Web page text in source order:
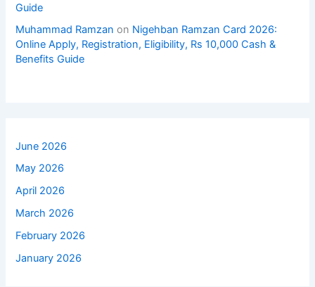
Guide
Muhammad Ramzan on Nigehban Ramzan Card 2026:
Online Apply, Registration, Eligibility, Rs 10,000 Cash &
Benefits Guide
June 2026
May 2026
April 2026
March 2026
February 2026
January 2026